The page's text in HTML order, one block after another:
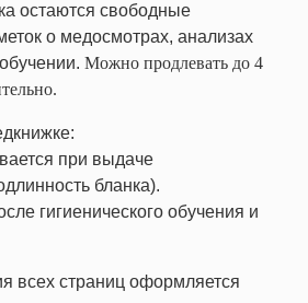
остаются свободные
о медосмотрах, анализах
Можно продлевать до 4
при выдаче
бланка).
гигиенического обучения и
всех страниц оформляется
39
Ополчение
Жукова, 39, корп. 1
проспект
пр-т, 74, корп. 4